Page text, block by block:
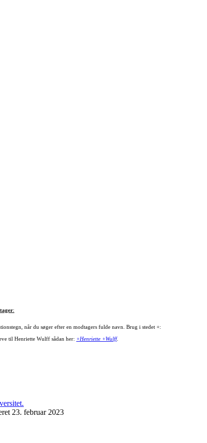
:
når du søger efter en modtagers fulde navn. Brug i stedet +:
til Henriette Wulff sådan her: +Henriette +Wulff.
23. februar 2023